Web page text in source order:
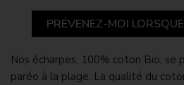
PRÉVENEZ-MOI
Nos écharpes, 100% coton Bio, se
paréo à la plage. La qualité du